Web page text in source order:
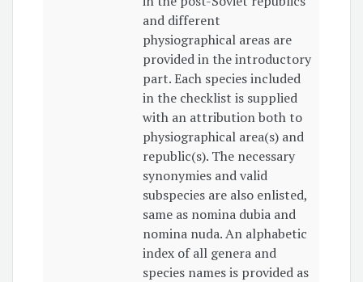
and different
physiographical areas are
provided in the introductory
part. Each species included
in the checklist is supplied
with an attribution both to
physiographical area(s) and
republic(s). The necessary
synonymies and valid
subspecies are also enlisted,
same as nomina dubia and
nomina nuda. An alphabetic
index of all genera and
species names is provided as